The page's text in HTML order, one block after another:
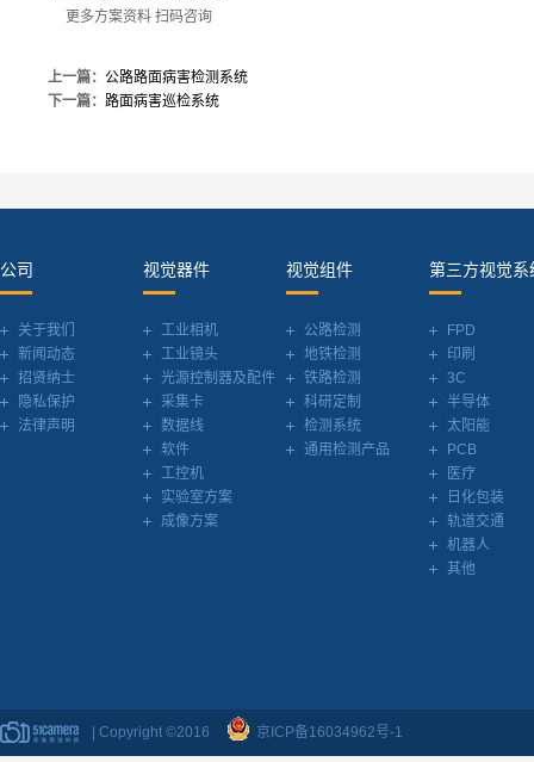
更多方案资料 扫码咨询
上一篇： 公路路面病害检测系统
下一篇： 路面病害巡检系统
公司
关于我们
新闻动态
招贤纳士
隐私保护
法律声明
视觉器件
工业相机
工业镜头
光源控制器及配件
采集卡
数据线
软件
工控机
实验室方案
成像方案
视觉组件
公路检测
地铁检测
铁路检测
科研定制
检测系统
通用检测产品
第三方视觉系
FPD
印刷
3C
半导体
太阳能
PCB
医疗
日化包装
轨道交通
机器人
其他
| Copyright ©2016 京ICP备16034962号-1